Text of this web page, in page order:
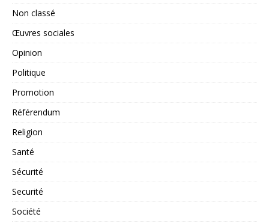
Non classé
Œuvres sociales
Opinion
Politique
Promotion
Référendum
Religion
Santé
Sécurité
Securité
Société